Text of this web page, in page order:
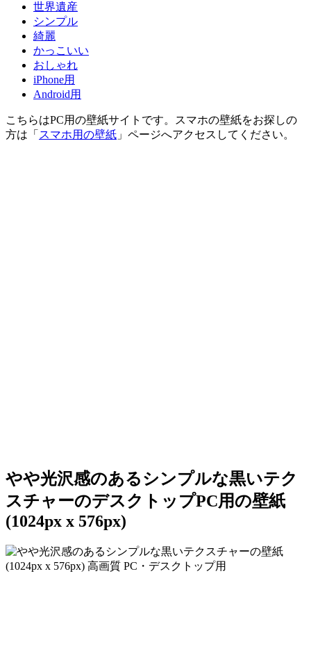
世界遺産
シンプル
綺麗
かっこいい
おしゃれ
iPhone用
Android用
こちらはPC用の壁紙サイトです。スマホの壁紙をお探しの
方は「 スマホ用の壁紙 」ページへアクセスしてください。
やや光沢感のあるシンプルな黒いテク
スチャーのデスクトップPC用の壁紙
(1024px x 576px)